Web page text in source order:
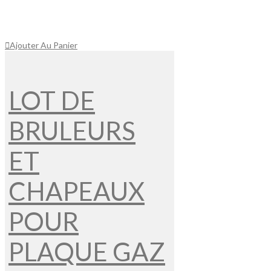
Ajouter Au Panier
LOT DE
BRULEURS
ET
CHAPEAUX
POUR
PLAQUE GAZ